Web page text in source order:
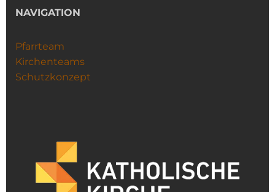
NAVIGATION
Pfarrteam
Kirchenteams
Schutzkonzept